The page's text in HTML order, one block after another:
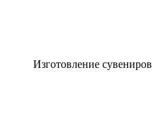
Изготовление сувениров